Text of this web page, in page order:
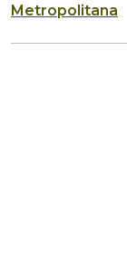
Metropolitana